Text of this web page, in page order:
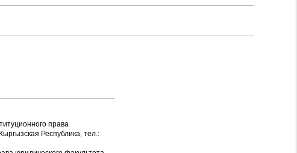
права
Республика, тел.: